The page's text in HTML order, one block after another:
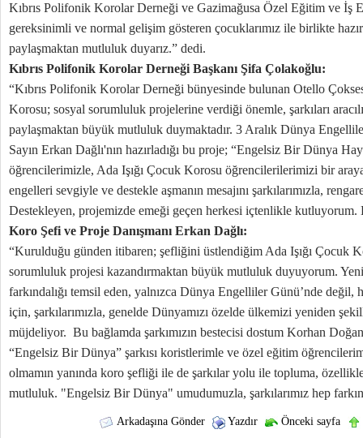
Kıbrıs Polifonik Korolar Derneği ve Gazimağusa Özel Eğitim ve İş
gereksinimli ve normal gelişim gösteren çocuklarımız ile birlikte
paylaşmaktan mutluluk duyarız.” dedi.
Kıbrıs Polifonik Korolar Derneği Başkanı Şifa Çolakoğlu:
“Kıbrıs Polifonik Korolar Derneği bünyesinde bulunan Otello
Korosu; sosyal sorumluluk projelerine verdiği önemle, şarkıları
paylaşmaktan büyük mutluluk duymaktadır. 3 Aralık Dünya
Sayın Erkan Dağlı'nın hazırladığı bu proje; “Engelsiz Bir Dünya
öğrencilerimizle, Ada Işığı Çocuk Korosu öğrencilerilerimizi bir
engelleri sevgiyle ve destekle aşmanın mesajını şarkılarımızla,
Destekleyen, projemizde emeği geçen herkesi içtenlikle
Koro Şefi ve Proje Danışmanı Erkan Dağlı:
“Kurulduğu günden itibaren; şefliğini üstlendiğim Ada Işığı Çocuk
sorumluluk projesi kazandırmaktan büyük mutluluk duyuyorum.
farkındalığı temsil eden, yalnızca Dünya Engelliler Günü’nde değil,
için, şarkılarımızla, genelde Dünyamızı özelde ülkemizi yeniden
müjdeliyor. Bu bağlamda şarkımızın bestecisi dostum Korhan
“Engelsiz Bir Dünya” şarkısı koristlerimle ve özel eğitim
olmamın yanında koro şefliği ile de şarkılar yolu ile topluma,
mutluluk. "Engelsiz Bir Dünya" umudumuzla, şarkılarımız hep
Arkadaşına Gönder Yazdır Önceki sayfa